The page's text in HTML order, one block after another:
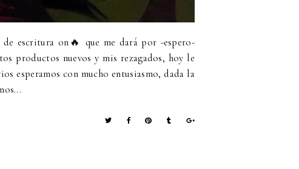
escritura on🔥 que me dará por -espero-
productos nuevos y mis rezagados, hoy le
esperamos con mucho entusiasmo, dada la